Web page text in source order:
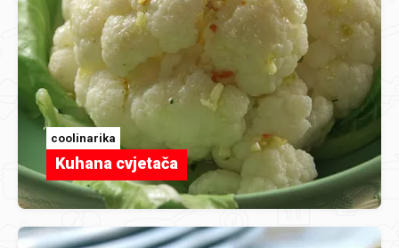
coolinarika
Kuhana cvjetača